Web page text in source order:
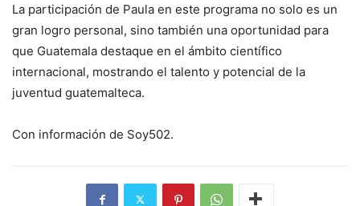
La participación de Paula en este programa no solo es un
gran logro personal, sino también una oportunidad para
que Guatemala destaque en el ámbito científico
internacional, mostrando el talento y potencial de la
juventud guatemalteca.
Con información de Soy502.